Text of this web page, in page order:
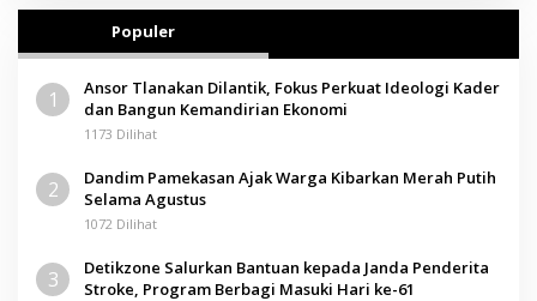
Populer
1
Ansor Tlanakan Dilantik, Fokus Perkuat Ideologi Kader
dan Bangun Kemandirian Ekonomi
1173 Dilihat
2
Dandim Pamekasan Ajak Warga Kibarkan Merah Putih
Selama Agustus
1072 Dilihat
3
Detikzone Salurkan Bantuan kepada Janda Penderita
Stroke, Program Berbagi Masuki Hari ke-61